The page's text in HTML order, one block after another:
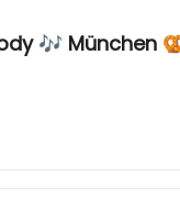
🎶 München